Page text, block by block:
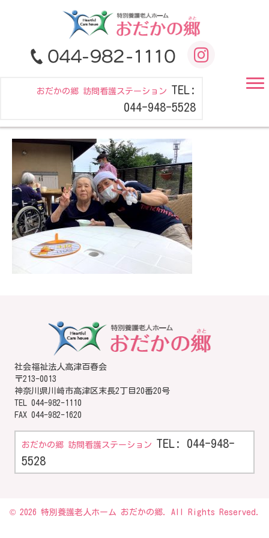
おだかの郷 訪問看護ステーション TEL:
044-948-5528
社会福祉法人高津百春会
〒213-0013
神奈川県川崎市高津区末長2丁目20番20号
TEL 044-982-1110
FAX 044-982-1620
おだかの郷 訪問看護ステーション TEL: 044-948-
5528
© 2026 特別養護老人ホーム おだかの郷. All Rights Reserved.